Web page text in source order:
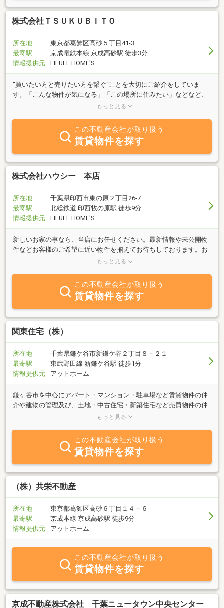
株式会社ＴＳＵＫＵＢＩＴＯ
所在地
東京都葛飾区高砂５丁目41-3
最寄駅
京成電鉄本線 京成高砂駅 徒歩3分
情報提供元
LIFULL HOME'S
“買いたい方と売りたい方を繋ぐ“ことを大切にご紹介をしていま
す。「こんな物件が気になる」「この場所に住みたい」などなど、
ご相談も承ります！お客様の物件選びをぜひ当社にお任せください
もっと見る
この不動産会社が取り扱う
賃貸物件を探す
株式会社ハウシー 本店
所在地
千葉県印西市東の原２丁目26-7
最寄駅
北総鉄道 印西牧の原駅 徒歩9分
情報提供元
LIFULL HOME'S
新しいお家の事なら、当店にお任せください。最新情報や未公開物
件などお客様のご希望に近い物件を揃えてお待ちしております。お
問い合わせは、お気軽に。年中無休のハウシーをこれからも宜しく
もっと見る
この不動産会社が取り扱う
賃貸物件を探す
関東住宅（株）
所在地
千葉県鎌ケ谷市新鎌ケ谷２丁目８－２１
最寄駅
東武野田線 新鎌ケ谷駅 徒歩1分
情報提供元
アットホーム
鎌ヶ谷市を中心にアパート・マンション・駐車場など賃貸物件の仲
介や建物の管理及び、土地・中古住宅・新築住宅など売買物件の仲
介、新築住宅の分譲販売を行っています。「借りたい」「貸した
い。当社ではお客様のご要望にお応えできる様色々な物件を取り揃
えています。又、メールなどでのお部屋探しも受け付けていますの
で、お忙しくて来店できない方や遠方にお住まいの方でもお気軽に
お問合せ下さい。社員一同心より皆様のご来店をお待ちしておりま
す。
もっと見る
この不動産会社が取り扱う
賃貸物件を探す
（株）共栄不動産
所在地
東京都葛飾区高砂６丁目１４－６
最寄駅
京成本線 京成高砂駅 徒歩9分
情報提供元
アットホーム
この不動産会社が取り扱う
賃貸物件を探す
京成不動産株式会社 千葉ニュータウン中央センター